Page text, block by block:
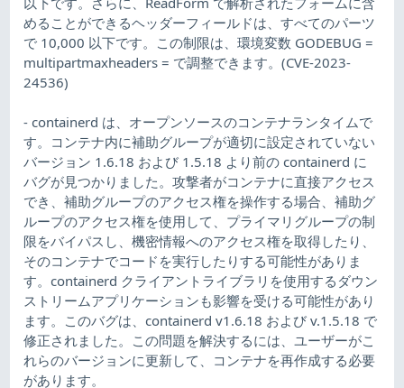
めることができるヘッダーフィールドは、すべてのパーツ
で 10,000 以下です。この制限は、環境変数 GODEBUG =
multipartmaxheaders = で調整できます。(CVE-2023-
24536)
- containerd は、オープンソースのコンテナランタイムで
す。コンテナ内に補助グループが適切に設定されていない
バージョン 1.6.18 および 1.5.18 より前の containerd に
バグが見つかりました。攻撃者がコンテナに直接アクセス
でき、補助グループのアクセス権を操作する場合、補助グ
ループのアクセス権を使用して、プライマリグループの制
限をバイパスし、機密情報へのアクセス権を取得したり、
そのコンテナでコードを実行したりする可能性がありま
す。containerd クライアントライブラリを使用するダウン
ストリームアプリケーションも影響を受ける可能性があり
ます。このバグは、containerd v1.6.18 および v.1.5.18 で
修正されました。この問題を解決するには、ユーザーがこ
れらのバージョンに更新して、コンテナを再作成する必要
があります。